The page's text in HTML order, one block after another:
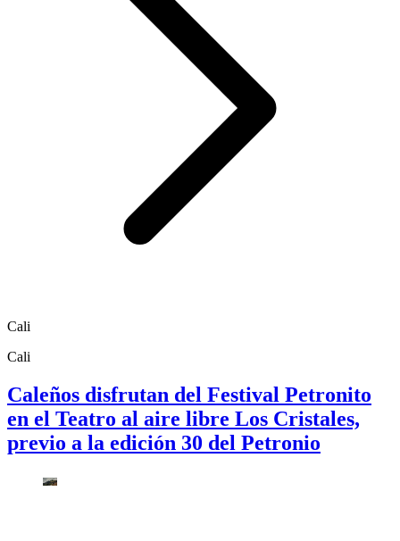
Cali
Cali
Caleños disfrutan del Festival Petronito
en el Teatro al aire libre Los Cristales,
previo a la edición 30 del Petronio